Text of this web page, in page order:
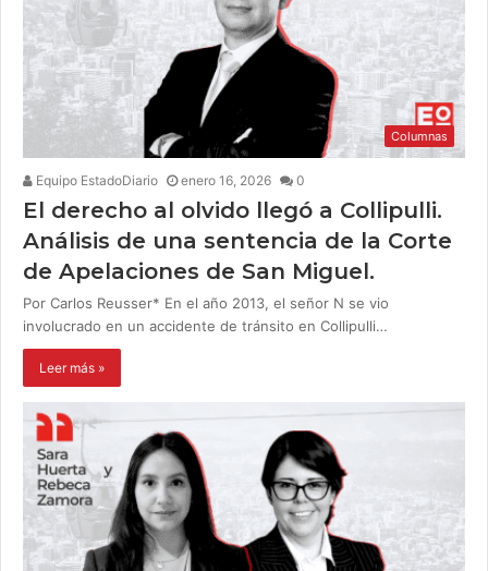
Columnas
Equipo EstadoDiario enero 16, 2026 0
El derecho al olvido llegó a Collipulli.
Análisis de una sentencia de la Corte
de Apelaciones de San Miguel.
Por Carlos Reusser* En el año 2013, el señor N se vio
involucrado en un accidente de tránsito en Collipulli…
Leer más »